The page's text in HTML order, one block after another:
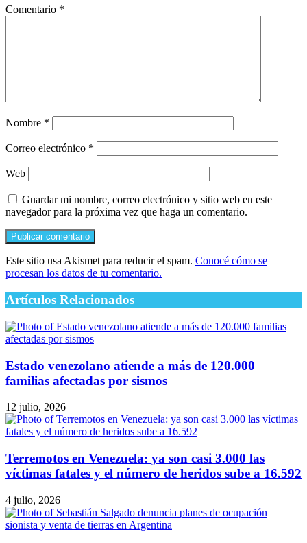
Comentario *
Nombre *
Correo electrónico *
Web
Guardar mi nombre, correo electrónico y sitio web en este
navegador para la próxima vez que haga un comentario.
Este sitio usa Akismet para reducir el spam. Conocé cómo se
procesan los datos de tu comentario.
Artículos Relacionados
Estado venezolano atiende a más de 120.000
familias afectadas por sismos
12 julio, 2026
Terremotos en Venezuela: ya son casi 3.000 las
víctimas fatales y el número de heridos sube a 16.592
4 julio, 2026